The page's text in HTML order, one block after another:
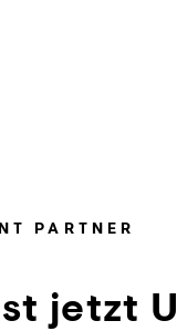
PARTNER
jetzt